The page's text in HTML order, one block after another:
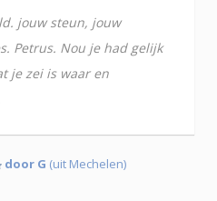
jouw steun, jouw
Petrus. Nou je had gelijk
je zei is waar en
door G (uit Mechelen)